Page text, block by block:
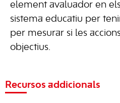
element avaluador en
sistema educatiu per
per mesurar si les
objectius.
Recursos addicionals